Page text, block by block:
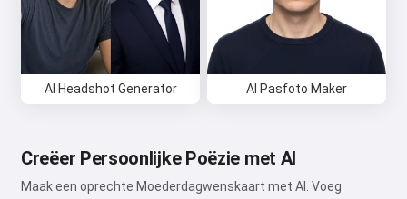
AI Headshot Generator AI Pasfoto Maker
Creëer Persoonlijke Poëzie met AI
Maak een oprechte Moederdagwenskaart met AI. Voeg